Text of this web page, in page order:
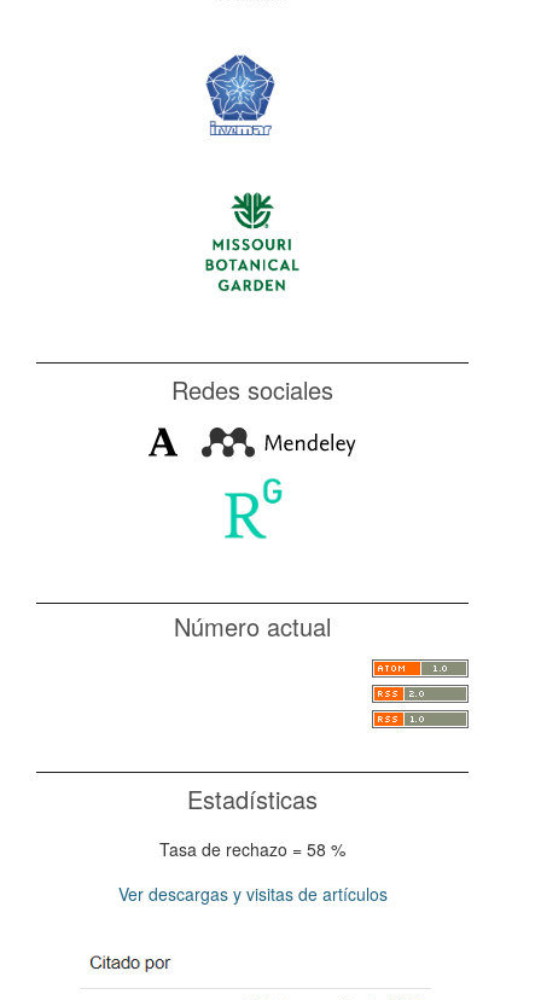
Redes sociales
Número actual
Estadísticas
Tasa de rechazo = 58 %
Ver descargas y visitas de artículos